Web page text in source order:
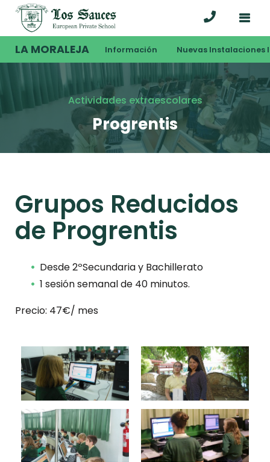
LA MORALEJA Información Nuevas Instalaciones
Actividades extraescolares
Progrentis
Grupos Reducidos
de Progrentis
Desde 2ºSecundaria y Bachillerato
1 sesión semanal de 40 minutos.
Precio: 47€/ mes